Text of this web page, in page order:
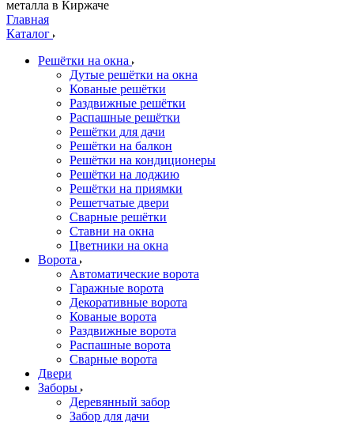
металла в Киржаче
Главная
Каталог
Решётки на окна
Дутые решётки на окна
Кованые решётки
Раздвижные решётки
Распашные решётки
Решётки для дачи
Решётки на балкон
Решётки на кондиционеры
Решётки на лоджию
Решётки на приямки
Решетчатые двери
Сварные решётки
Ставни на окна
Цветники на окна
Ворота
Автоматические ворота
Гаражные ворота
Декоративные ворота
Кованые ворота
Раздвижные ворота
Распашные ворота
Сварные ворота
Двери
Заборы
Деревянный забор
Забор для дачи